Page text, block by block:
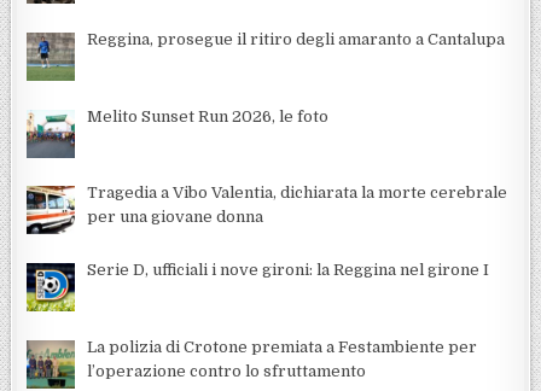
Reggina, prosegue il ritiro degli amaranto a Cantalupa
Melito Sunset Run 2026, le foto
Tragedia a Vibo Valentia, dichiarata la morte cerebrale
per una giovane donna
Serie D, ufficiali i nove gironi: la Reggina nel girone I
La polizia di Crotone premiata a Festambiente per
l’operazione contro lo sfruttamento